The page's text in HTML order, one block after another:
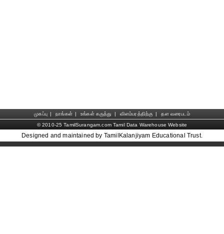
முகப்பு | நாங்கள் | உங்கள் கருத்து | விளம்பரத்திற்கு |
தள வரைபடம்
© 2010-25 TamilSurangam.com Tamil Data Warehouse Website
Designed and maintained by TamilKalanjiyam Educational Trust.